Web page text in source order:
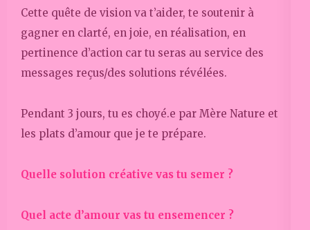
Cette quête de vision va t’aider, te soutenir à
gagner en clarté, en joie, en réalisation, en
pertinence d’action car tu seras au service des
messages reçus/des solutions révélées.
Pendant 3 jours, tu es choyé.e par Mère Nature et
les plats d’amour que je te prépare.
Quelle solution créative vas tu semer ?
Quel acte d’amour vas tu ensemencer ?